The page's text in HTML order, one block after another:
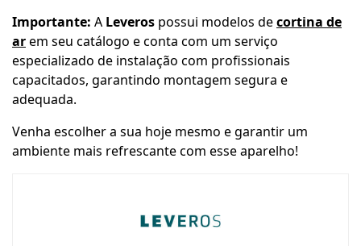
Importante: A Leveros possui modelos decortina de
arem seu catálogo e conta com um serviço
especializado de instalação com profissionais
capacitados, garantindo montagem segura e
adequada.
Venha escolher a sua hoje mesmo e garantir um
ambiente mais refrescante com esse aparelho!